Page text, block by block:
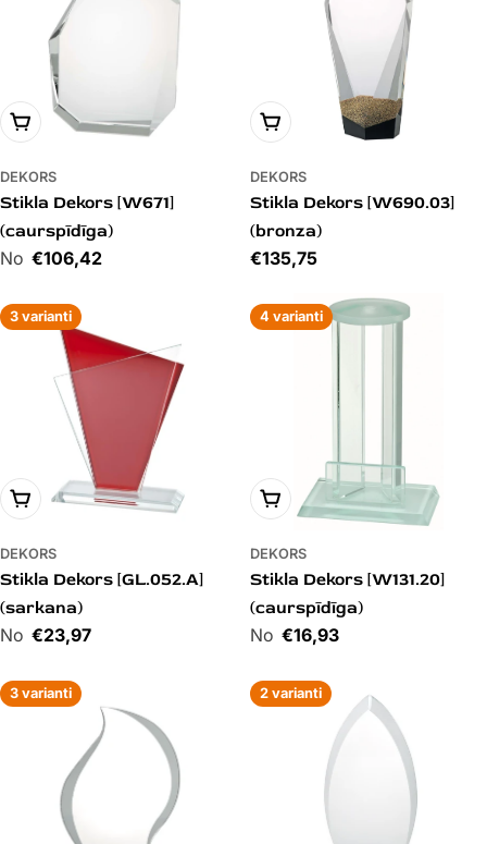
PIEVIENOT GROZAM
DEKORS
Stikla Dekors [W671]
(caurspīdīga)
Cena€106,42
PIEVIENOT GROZAM
DEKORS
Stikla Dekors [W690.03]
(bronza)
Cena
€135,75
3 varianti
PIEVIENOT GROZAM
DEKORS
Stikla Dekors [GL.052.A]
(sarkana)
Cena€23,97
4 varianti
PIEVIENOT GROZAM
DEKORS
Stikla Dekors [W131.20]
(caurspīdīga)
Cena€16,93
3 varianti 2 varianti